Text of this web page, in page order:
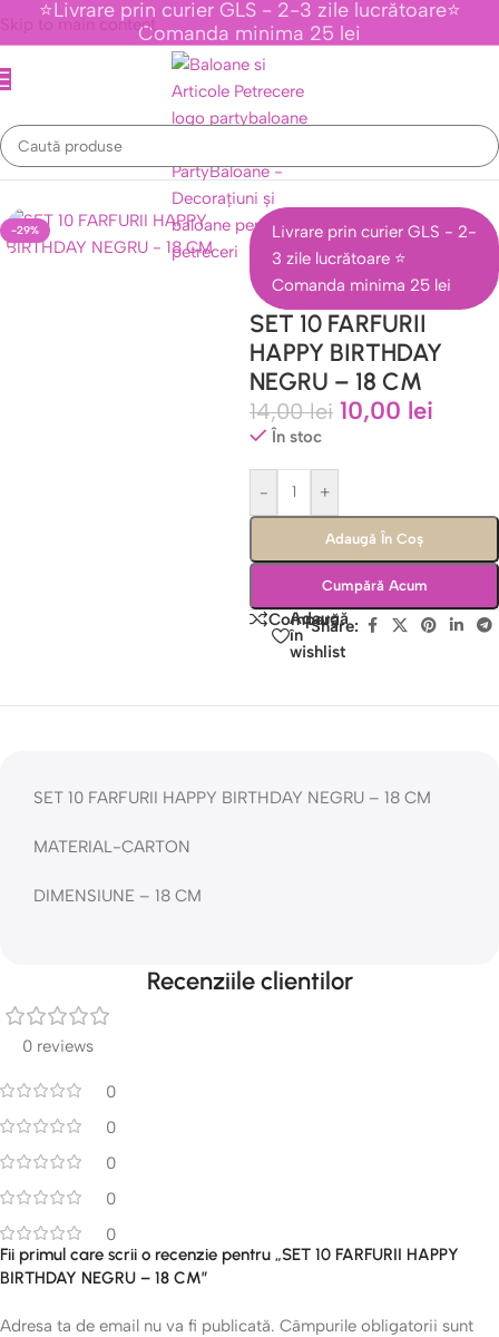
Skip to main content
⭐Livrare prin curier GLS - 2-3 zile lucrătoare⭐
Comanda minima 25 lei
Prima pagină/Articole Masa Festiva/Farfurii Petrecere
-29%
Livrare prin curier GLS - 2-
3 zile lucrătoare ⭐
Comanda minima 25 lei
SET 10 FARFURII
HAPPY BIRTHDAY
NEGRU – 18 CM
14,00lei 10,00 lei
În stoc
- +
Adaugă În Coș
Cumpără Acum
Compară
Adaugă
în
wishlist
Share:
SET 10 FARFURII HAPPY BIRTHDAY NEGRU – 18 CM
MATERIAL-CARTON
DIMENSIUNE – 18 CM
Recenziile clientilor
0 reviews
0
0
0
0
0
Fii primul care scrii o recenzie pentru „SET 10 FARFURII HAPPY
BIRTHDAY NEGRU – 18 CM”
Adresa ta de email nu va fi publicată. Câmpurile obligatorii sunt